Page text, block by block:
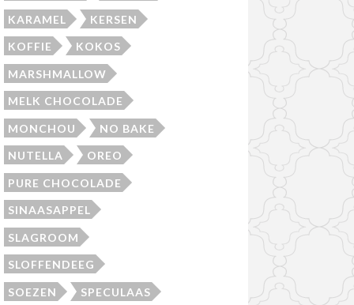
KARAMEL KERSEN
KOFFIE KOKOS
MARSHMALLOW
MELK CHOCOLADE
MONCHOU NO BAKE
NUTELLA OREO
PURE CHOCOLADE
SINAASAPPEL
SLAGROOM
SLOFFENDEEG
SOEZEN SPECULAAS